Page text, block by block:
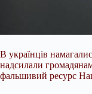
В українців
надсилали
фальшивий ресурс